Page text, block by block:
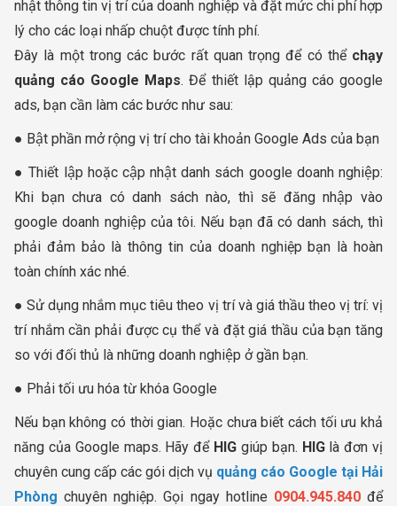
nhật thông tin vị trí của doanh nghiệp và đặt mức chi phí hợp
lý cho các loại nhấp chuột được tính phí.
Đây là một trong các bước rất quan trọng để có thể chạy
quảng cáo Google Maps. Để thiết lập quảng cáo google
ads, bạn cần làm các bước như sau:
● Bật phần mở rộng vị trí cho tài khoản Google Ads của bạn
● Thiết lập hoặc cập nhật danh sách google doanh nghiệp:
Khi bạn chưa có danh sách nào, thì sẽ đăng nhập vào
google doanh nghiệp của tôi. Nếu bạn đã có danh sách, thì
phải đảm bảo là thông tin của doanh nghiệp bạn là hoàn
toàn chính xác nhé.
● Sử dụng nhắm mục tiêu theo vị trí và giá thầu theo vị trí: vị
trí nhắm cần phải được cụ thể và đặt giá thầu của bạn tăng
so với đối thủ là những doanh nghiệp ở gần bạn.
● Phải tối ưu hóa từ khóa Google
Nếu bạn không có thời gian. Hoặc chưa biết cách tối ưu khả
năng của Google maps. Hãy để HIG giúp bạn. HIGlà đơn vị
chuyên cung cấp các gói dịch vụ quảng cáo Google tại Hải
Phòng chuyên nghiệp. Gọi ngay hotline 0904.945.840để